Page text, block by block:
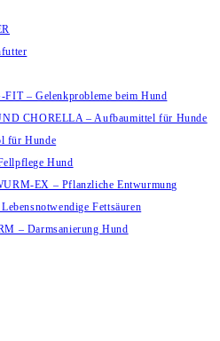
FIT – Gelenkprobleme beim Hund
CHORELLA – Aufbaumittel für Hunde
für Hunde
Hund
EX – Pflanzliche Entwurmung
Fettsäuren
– Darmsanierung Hund